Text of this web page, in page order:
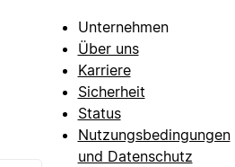
Unternehmen
Über uns
Karriere
Sicherheit
Status
Nutzungsbedingungen
und Datenschutz